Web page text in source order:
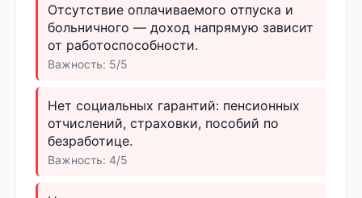
Отсутствие оплачиваемого отпуска и
больничного — доход напрямую зависит
от работоспособности.
Важность: 5/5
Нет социальных гарантий: пенсионных
отчислений, страховки, пособий по
безработице.
Важность: 4/5